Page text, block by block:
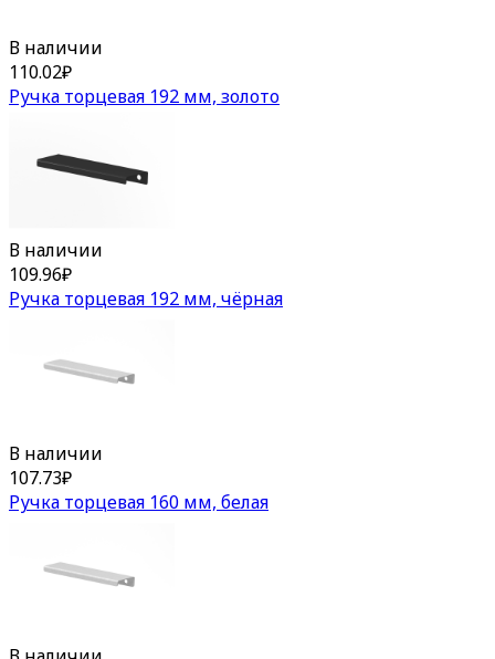
В наличии
110.02₽
Ручка торцевая 192 мм, золото
В наличии
109.96₽
Ручка торцевая 192 мм, чёрная
В наличии
107.73₽
Ручка торцевая 160 мм, белая